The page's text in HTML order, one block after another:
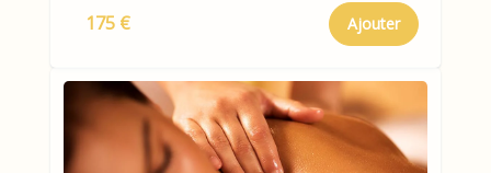
175 € Ajouter